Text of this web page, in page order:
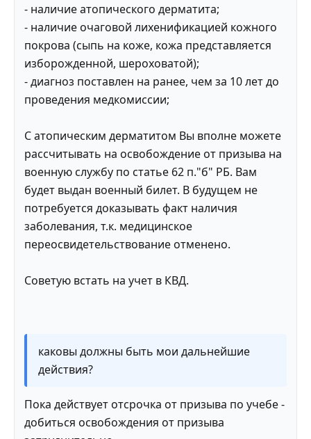
- наличие атопического дерматита;
- наличие очаговой лихенификацией кожного
покрова (сыпь на коже, кожа представляется
изборожденной, шероховатой);
- диагноз поставлен на ранее, чем за 10 лет до
проведения медкомиссии;
С атопическим дерматитом Вы вполне можете
рассчитывать на освобождение от призыва на
военную службу по статье 62 п."б" РБ. Вам
будет выдан военный билет. В будущем не
потребуется доказывать факт наличия
заболевания, т.к. медицинское
переосвидетельствование отменено.
Советую встать на учет в КВД.
каковы должны быть мои дальнейшие
действия?
Пока действует отсрочка от призыва по учебе -
добиться освобождения от призыва